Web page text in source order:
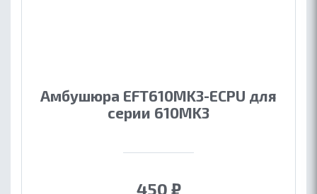
Амбушюра EFT610MK3-ECPU для
серии 610MK3
450 ₽